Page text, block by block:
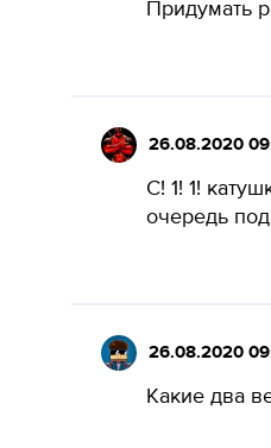
Придумать
26.08.2020
С! 1! 1!
очередь
26.08.2020
Какие два